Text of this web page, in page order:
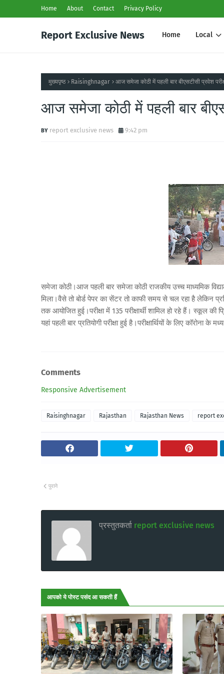
Home About Contact Privacy Policy
Report Exclusive News Home Local
मुख्यपृष्ठ Raisinghnagar आज समेजा कोठी में पहली बार बीएसटीसी प्रवेश
आज समेजा कोठी में पहली बार
report exclusive news 9:42 pm
समेजा कोठी।आज पहली बार समेजा कोठी राजकीय उच्च माध्यमिक
मिला।वैसे तो बोर्ड पेपर का सेंटर तो काफी समय से चल रहा है लेकिन
तक आयोजित हुई।परीक्षा में 135 परीक्षार्थी शामिल हो रहे हैं। स्कूल
यहां पहली बार प्रतियोगी परीक्षा हुई है।परीक्षार्थियों के लिए कॉरोना
Comments
Responsive Advertisement
Raisinghnagar Rajasthan Rajasthan News report
पुराने
प्रस्तुतकर्ता report exclusive news
आपको ये पोस्ट पसंद आ सकती हैं